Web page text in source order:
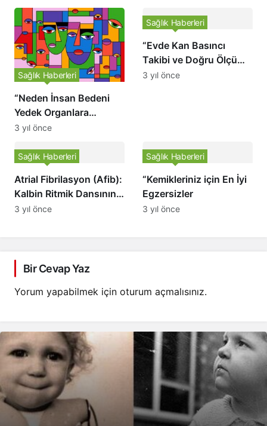
“Neden İnsan Bedeni
Yedek Organlara
Sahip?”
Sağlık Haberleri
3 yıl önce
“Evde Kan Basıncı
Takibi ve Doğru Ölçüm
İpuçları” Bu başlık
basıncının neden
önemli olduğu ve nasıl
doğru ölçüm yapılması
gerektiği hakkında bilgi
veren makaleyi okuyun.
Sağlık Haberleri
3 yıl önce
Atrial Fibrilasyon (Afib):
Kalbin Ritmik Dansının
Bozulması
Sağlık Haberleri
3 yıl önce
“Kemikleriniz için En İyi
Egzersizler
Sağlık Haberleri
3 yıl önce
Bir Cevap Yaz
Yorum yapabilmek için oturum açmalısınız.
“Evde Kan Basıncı Takibi ve Doğru Ölçüm
İpuçları” Bu başlık altında, kan basıncını
evde izlemenin önemini ve doğru ölçüm